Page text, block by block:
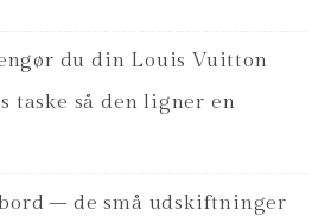
du din Louis Vuitton
taske så den ligner en
– de små udskiftninger